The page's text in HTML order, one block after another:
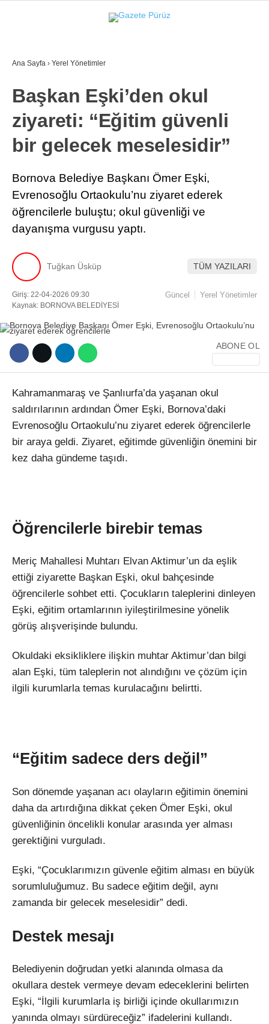
Facebook
Instagram
Youtube
TikTok
YEREL YÖNETIMLER
GÜNCEL
EKONOMI
SAĞLIK
KÜLTÜR-SANAT
DIĞER
Ana Sayfa › Yerel Yönetimler
Başkan Eşki’den okul
ziyareti: “Eğitim güvenli
bir gelecek meselesidir”
Bornova Belediye Başkanı Ömer Eşki,
Evrenosoğlu Ortaokulu’nu ziyaret ederek
öğrencilerle buluştu; okul güvenliği ve
dayanışma vurgusu yaptı.
Tuğkan Üsküp TÜM YAZILARI
Giriş: 22-04-2026 09:30
Kaynak: BORNOVA BELEDİYESİ
Güncel Yerel Yönetimler
ABONE OL
Kahramanmaraş ve Şanlıurfa’da yaşanan okul
saldırılarının ardından Ömer Eşki, Bornova’daki
Evrenosoğlu Ortaokulu’nu ziyaret ederek öğrencilerle
bir araya geldi. Ziyaret, eğitimde güvenliğin önemini bir
kez daha gündeme taşıdı.
Öğrencilerle birebir temas
Meriç Mahallesi Muhtarı Elvan Aktimur’un da eşlik
ettiği ziyarette Başkan Eşki, okul bahçesinde
öğrencilerle sohbet etti. Çocukların taleplerini dinleyen
Eşki, eğitim ortamlarının iyileştirilmesine yönelik
görüş alışverişinde bulundu.
Okuldaki eksikliklere ilişkin muhtar Aktimur’dan bilgi
alan Eşki, tüm taleplerin not alındığını ve çözüm için
ilgili kurumlarla temas kurulacağını belirtti.
“Eğitim sadece ders değil”
Son dönemde yaşanan acı olayların eğitimin önemini
daha da artırdığına dikkat çeken Ömer Eşki, okul
güvenliğinin öncelikli konular arasında yer alması
gerektiğini vurguladı.
Eşki, “Çocuklarımızın güvenle eğitim alması en büyük
sorumluluğumuz. Bu sadece eğitim değil, aynı
zamanda bir gelecek meselesidir” dedi.
Destek mesajı
Belediyenin doğrudan yetki alanında olmasa da
okullara destek vermeye devam edeceklerini belirten
Eşki, “İlgili kurumlarla iş birliği içinde okullarımızın
yanında olmayı sürdüreceğiz” ifadelerini kullandı.